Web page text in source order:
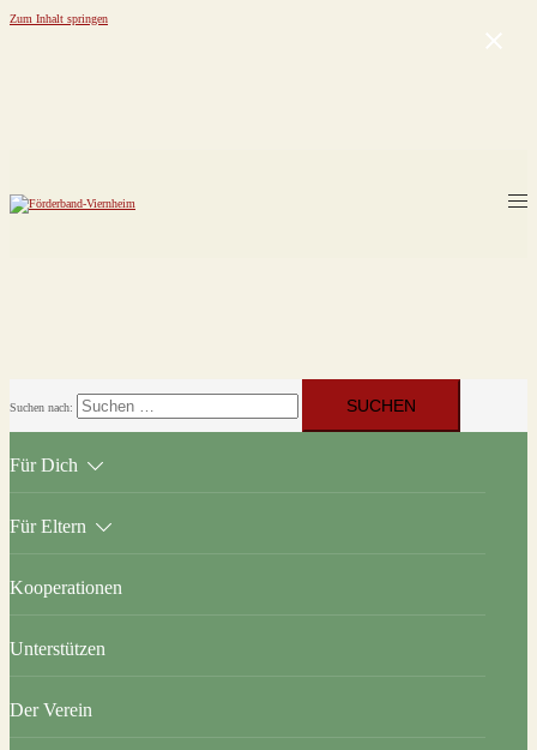
Zum Inhalt springen
Suchen nach:
Für Dich
Für Eltern
Kooperationen
Unterstützen
Der Verein